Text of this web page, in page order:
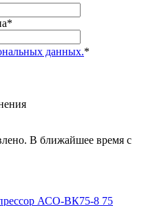
*
данных.*
В ближайшее время с